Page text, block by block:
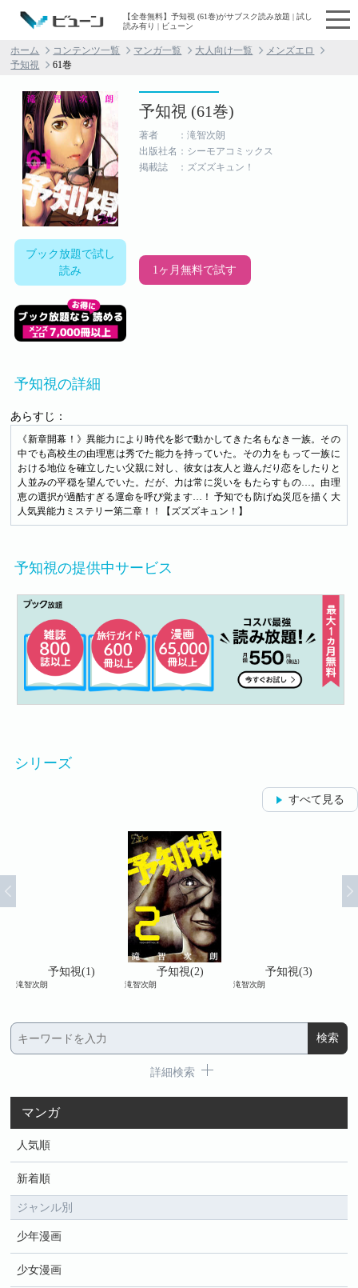
【全巻無料】予知視 (61巻)がサブスク読み放題 | 試し
読み有り | ビューン
ホーム コンテンツ一覧 マンガ一覧 大人向け一覧
メンズエロ
予知視
61巻
ブック放題で試し
読み
予知視 (61巻)
著者 ：滝智次朗
出版社名：シーモアコミックス
掲載誌 ：ズズズキュン！
1ヶ月無料で試す
予知視の詳細
あらすじ：
《新章開幕！》異能力により時代を影で動かしてきた名もなき一族。その
中でも高校生の由理恵は秀でた能力を持っていた。その力をもって一族に
おける地位を確立したい父親に対し、彼女は友人と遊んだり恋をしたりと
人並みの平穏を望んでいた。だが、力は常に災いをもたらすもの…。由理
恵の選択が過酷すぎる運命を呼び覚ます…！ 予知でも防げぬ災厄を描く大
人気異能力ミステリー第二章！！【ズズズキュン！】
予知視の提供中サービス
シリーズ
すべて見る
予知視(1)
滝智次朗
予知視(2)
滝智次朗
予知視(3)
滝智次朗
詳細検索
マンガ
人気順
新着順
ジャンル別
少年漫画
少女漫画